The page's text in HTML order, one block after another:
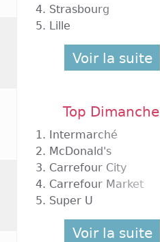
2
4. Strasbourg
5. Lille
Voir la suite
Top Dimanche
1. Intermarché
2. McDonald's
3. Carrefour City
4. Carrefour Market
5. Super U
Voir la suite